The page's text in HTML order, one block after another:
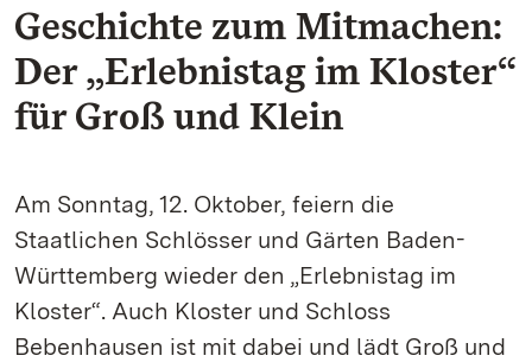
Geschichte zum Mitmachen:
Der „Erlebnistag im Kloster“
für Groß und Klein
Am Sonntag, 12. Oktober, feiern die
Staatlichen Schlösser und Gärten Baden-
Württemberg wieder den „Erlebnistag im
Kloster“. Auch Kloster und Schloss
Bebenhausen ist mit dabei und lädt Groß und